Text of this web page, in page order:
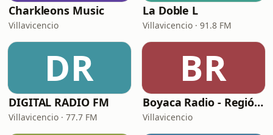
Charkleons Music
Villavicencio
La Doble L
Villavicencio · 91.8 FM
DR
DIGITAL RADIO FM
Villavicencio · 77.7 FM
BR
Boyaca Radio - Región Orinoquía
Villavicencio